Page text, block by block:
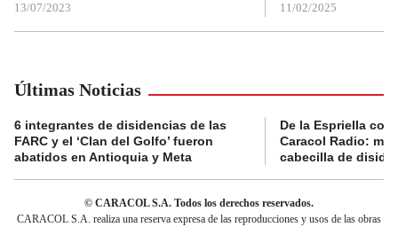
13/07/2023 11/02/2025
Últimas Noticias
6 integrantes de disidencias de las
FARC y el ‘Clan del Golfo’ fueron
abatidos en Antioquia y Meta
De la Espriella
Caracol Radio:
cabecilla de
© CARACOL S.A. Todos los derechos reservados.
CARACOL S.A. realiza una reserva expresa de las reproducciones y usos de las obras